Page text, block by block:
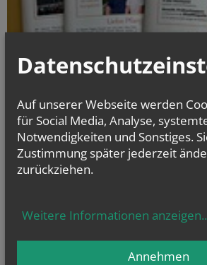
Herzlich willkommen in unserer
Auf unserer Webseite werden
für Social Media, Analyse,
Notwendigkeiten und Sonstiges.
Zustimmung später jederzeit
zurückziehen.
Weitere Informationen anzeigen
Annehmen